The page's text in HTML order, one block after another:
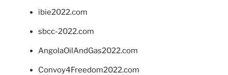
ibie2022.com
sbcc-2022.com
AngolaOilAndGas2022.com
Convoy4Freedom2022.com